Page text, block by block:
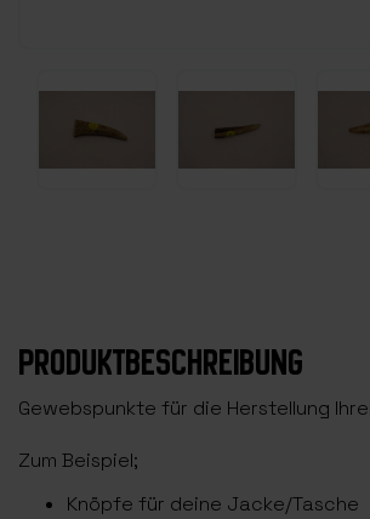
PRODUKTBESCHREIBUNG
Gewebspunkte für die Herstellung
Zum Beispiel;
Knöpfe für deine Jacke/Tasche